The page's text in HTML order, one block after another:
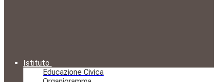
Istituto
Educazione Civica